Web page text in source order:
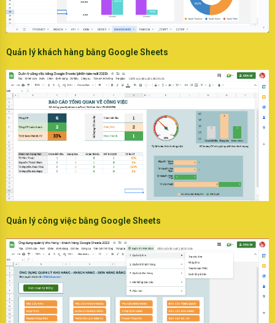
Quản lý khách hàng bằng Google Sheets
Quản lý công việc bằng Google Sheets